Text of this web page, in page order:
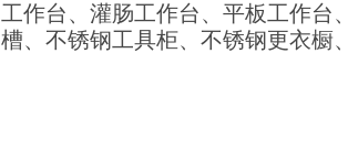
工作台、灌肠工作台、平板工作台
槽、不锈钢工具柜、不锈钢更衣橱